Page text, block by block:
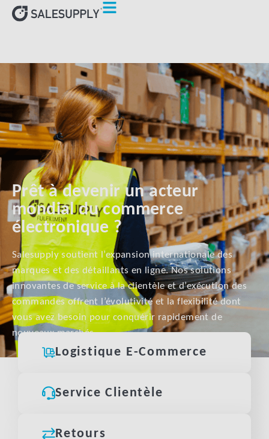
Prêt à devenir un acteur
mondial du commerce
électronique ?
Salesupply soutient l’expansion internationale des
marques et des détaillants en ligne. Nos solutions
innovantes de service à la clientèle et d’exécution des
commandes offrent l’évolutivité et la flexibilité dont
vous avez besoin pour conquérir rapidement de
nouveaux marchés.
Logistique E-Commerce
Service Clientèle
Retours